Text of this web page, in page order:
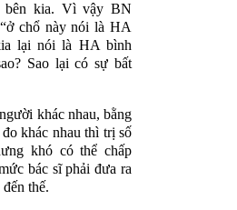
bên kia. Vì vậy BN
chổ này nói là HA
lại nói là HA bình
Sao lại có sự bất
khác nhau, bằng
khác nhau thì trị số
khó có thể chấp
bác sĩ phải đưa ra
thế.